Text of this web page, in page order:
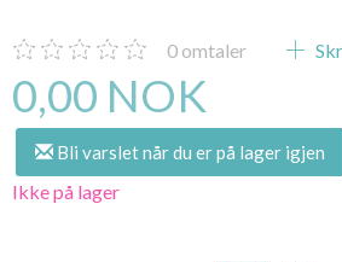
0 omtaler
0,00 NOK
Bli varslet når du er på lager igjen
Ikke på lager